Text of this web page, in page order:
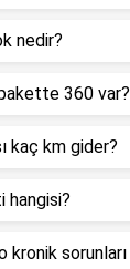
nedir?
360 var?
kaç km gider?
hangisi?
kronik sorunları